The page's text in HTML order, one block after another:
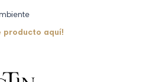
producto aquí!